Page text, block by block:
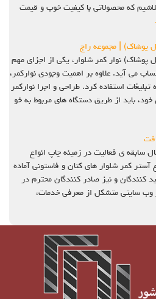
که محصولاتی با کیفیت خوب و قیمت
پوشاک) | مجموعه راج
پوشاک) نوار کمر شلوار، یکی از اجزای مهم
می آید. علاوه بر اهمیت وجودی نوارکمر،
تبلیغات استفاده کرد. طراحی و اجرا نوارکمر
باید از طریق دستگاه های مربوط به خو
راج بافت با بیش از 12 سال سابقه ی فعالیت در زمینه چاپ انواع
آستر کمر شلوار های کتان و فاستونی آماده
کنندگان و نیز صادر کنندگان محترم در
وب سایتی متشکل از معرفی خدمات،